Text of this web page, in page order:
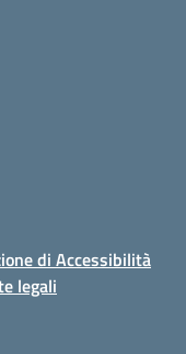
di Accessibilità
legali